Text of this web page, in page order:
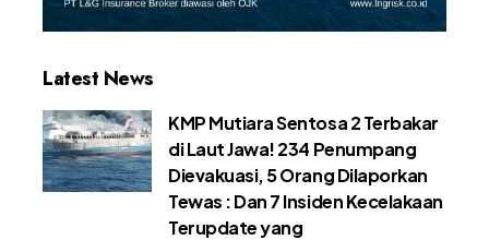
Latest News
KMP Mutiara Sentosa 2 Terbakar
di Laut Jawa! 234 Penumpang
Dievakuasi, 5 Orang Dilaporkan
Tewas : Dan 7 Insiden Kecelakaan
Terupdate yang